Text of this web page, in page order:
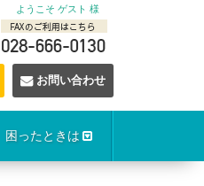
ようこそ ゲスト 様
お問い合わせ
困ったときは